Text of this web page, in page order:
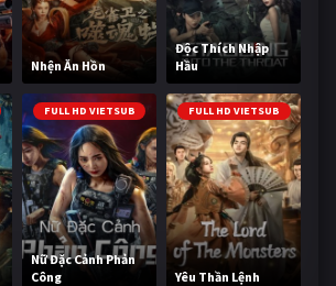
Nhện Ăn Hồn
Độc Thích Nhập
Hầu
FULL HD VIETSUB
Nữ Đặc Cảnh Phản
Công
FULL HD VIETSUB
Yêu Thần Lệnh